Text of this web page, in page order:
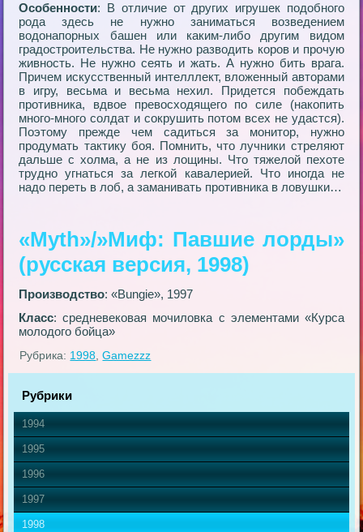
Особенности: В отличие от других игрушек подобного
рода здесь не нужно заниматься возведением
водонапорных башен или каким-либо другим видом
градостроительства. Не нужно разводить коров и прочую
живность. Не нужно сеять и жать. А нужно бить врага.
Причем искусственный интелллект, вложенный авторами
в игру, весьма и весьма нехил. Придется побеждать
противника, вдвое превосходящего по силе (накопить
много-много солдат и сокрушить потом всех не удастся).
Поэтому прежде чем садиться за монитор, нужно
продумать тактику боя. Помнить, что лучники стреляют
дальше с холма, а не из лощины. Что тяжелой пехоте
трудно угнаться за легкой кавалерией. Что иногда не
надо переть в лоб, а заманивать противника в ловушки…
«Myth»/»Миф: Павшие лорды»
(русская версия, 1998)
Производство: «Bungie», 1997
Класс: средневековая мочиловка с элементами «Курса
молодого бойца»
Рубрика: 1998,Gamezzz
Рубрики
1994
1995
1996
1997
1998